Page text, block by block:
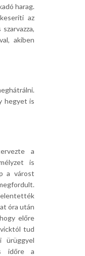
harag.
az
akiben
hegyet is
a
is
a várost
óra után
előre
tud
ürüggyel
időre a